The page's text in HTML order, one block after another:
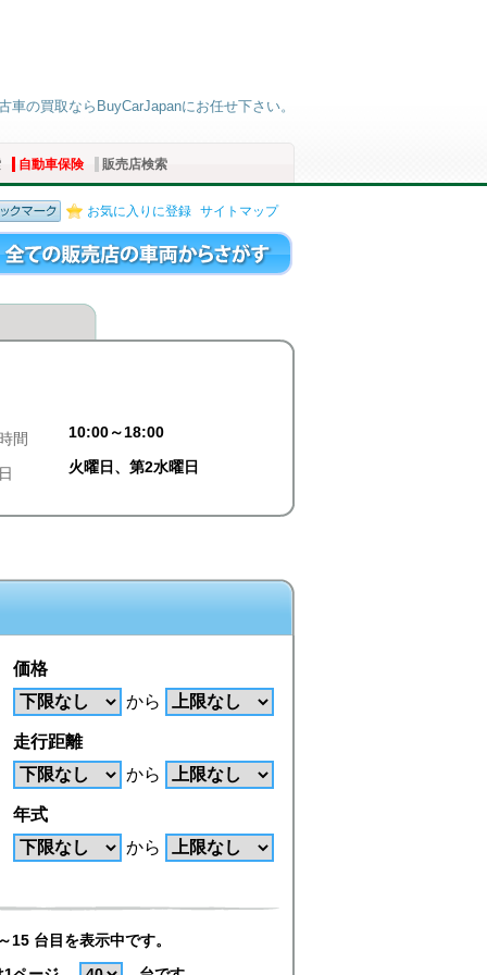
車の買取ならBuyCarJapanにお任せ下さい。
自動車保険 販売店検索
お気に入りに登録 サイトマップ
間 10:00～18:00
火曜日、第2水曜日
価格
から
走行距離
から
年式
から
15 台目を表示中です。